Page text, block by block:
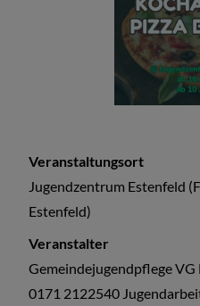
Veranstaltungsort
Jugendzentrum Estenfeld
Estenfeld)
Veranstalter
Gemeindejugendpflege
0171 2122540